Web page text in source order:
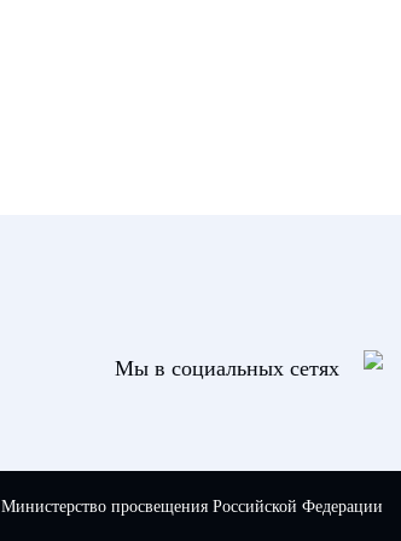
Мы в социальных сетях
Министерство просвещения Российской Федерации